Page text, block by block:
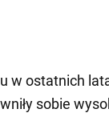
w ostatnich
sobie